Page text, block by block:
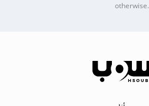
otherwise.